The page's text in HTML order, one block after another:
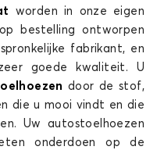
worden in onze eigen
bestelling ontworpen
fabrikant, en
goede kwaliteit. U
door de stof,
die u mooi vindt en die
Uw autostoelhoezen
onderdoen op de